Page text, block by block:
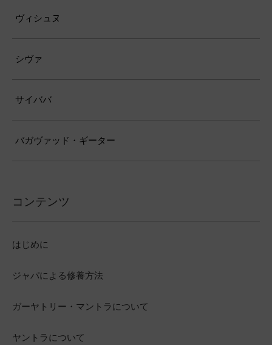
ヴィシュヌ
シヴァ
サイババ
バガヴァッド・ギーター
コンテンツ
はじめに
ジャパによる修養方法
ガーヤトリー・マントラについて
ヤントラについて